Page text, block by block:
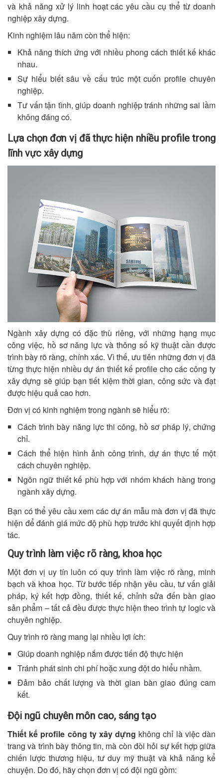
và khả năng xử lý linh hoạt các yêu cầu cụ thể từ doanh
nghiệp xây dựng.
Kinh nghiệm lâu năm còn thể hiện:
Khả năng thích ứng với nhiều phong cách thiết kế khác
nhau.
Sự hiểu biết sâu về cấu trúc một cuốn profile chuyên
nghiệp.
Tư vấn tận tình, giúp doanh nghiệp tránh những sai lầm
không đáng có.
Lựa chọn đơn vị đã thực hiện nhiều profile trong
lĩnh vực xây dựng
Ngành xây dựng có đặc thù riêng, với những hạng mục
công việc, hồ sơ năng lực và thông số kỹ thuật cần được
trình bày rõ ràng, chính xác. Vì thế, ưu tiên những đơn vị đã
từng thực hiện nhiều dự án thiết kế profile cho các công ty
xây dựng sẽ giúp bạn tiết kiệm thời gian, công sức và đạt
được hiệu quả cao hơn.
Đơn vị có kinh nghiệm trong ngành sẽ hiểu rõ:
Cách trình bày năng lực thi công, hồ sơ pháp lý, chứng
chỉ.
Cách thể hiện hình ảnh công trình, dự án thực tế một
cách chuyên nghiệp.
Ngôn ngữ thiết kế phù hợp với nhóm khách hàng trong
ngành xây dựng.
Bạn có thể yêu cầu xem các dự án mẫu mà đơn vị đã thực
hiện để đánh giá mức độ phù hợp trước khi quyết định hợp
tác.
Quy trình làm việc rõ ràng, khoa học
Một đơn vị uy tín luôn có quy trình làm việc rõ ràng, minh
bạch và khoa học. Từ bước tiếp nhận yêu cầu, tư vấn giải
pháp, ký kết hợp đồng, thiết kế, chỉnh sửa đến bàn giao
sản phẩm – tất cả đều được thực hiện theo trình tự logic và
chuyên nghiệp.
Quy trình rõ ràng mang lại nhiều lợi ích:
Giúp doanh nghiệp nắm được tiến độ thực hiện
Tránh phát sinh chi phí hoặc xung đột do hiểu nhầm.
Đảm bảo chất lượng và thời gian bàn giao đúng cam
kết.
Đội ngũ chuyên môn cao, sáng tạo
Thiết kế profile công ty xây dựng không chỉ là việc dàn
trang và trình bày thông tin, mà còn đòi hỏi sự kết hợp giữa
chiến lược thương hiệu, tư duy mỹ thuật và khả năng kể
chuyện. Do đó, hãy chọn đơn vị có đội ngũ gồm: